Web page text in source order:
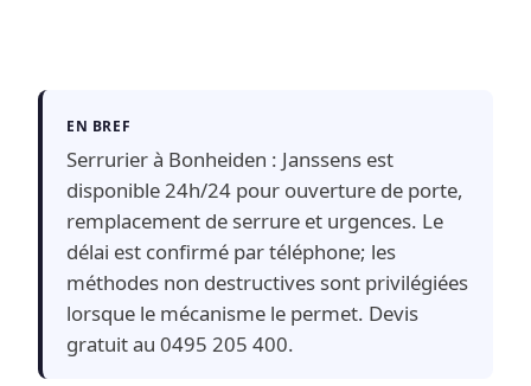
EN BREF
Serrurier à Bonheiden : Janssens est
disponible 24h/24 pour ouverture de porte,
remplacement de serrure et urgences. Le
délai est confirmé par téléphone; les
méthodes non destructives sont privilégiées
lorsque le mécanisme le permet. Devis
gratuit au 0495 205 400.